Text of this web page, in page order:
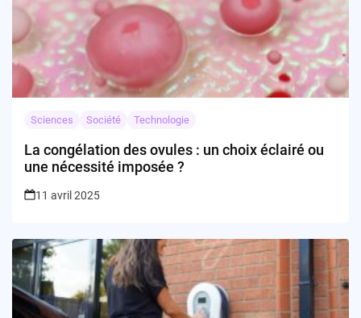
Sciences Société Technologie
La congélation des ovules : un choix éclairé ou
une nécessité imposée ?
11 avril 2025